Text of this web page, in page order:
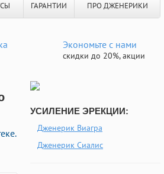
ГАРАНТИИ ПРО ДЖЕНЕРИКИ
Экономьте с нами
скидки до 20%, акции
УСИЛЕНИЕ ЭРЕКЦИИ:
Дженерик Виагра
Дженерик Сиалис